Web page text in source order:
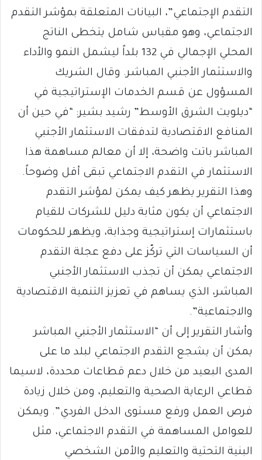
التقدم الإجتماعي”، البيانات المتعلقة بمؤشر التقدم
الاجتماعي، وهو مقياس شامل يتخطى الناتج
المحلي الإجمالي في 132 بلداً ليشمل النمو والأداء
والاستثمار الأجنبي المباشر. وقال الشريك
المسؤول عن قسم الخدمات الإستراتيجية في
“ديلويت الشرق الأوسط” رشيد بشير: “في حين أن
المنافع الاقتصادية لتدفقات الاستثمار الأجنبي
المباشر باتت واضحة، إلا أن معالم مساهمة هذا
الاستثمار في التقدم الاجتماعي تبقى أقل وضوحاً.
وهذا التقرير يظهر كيف يمكن لمؤشر التقدم
الاجتماعي أن يكون مثابة دليل للشركات للقيام
باستثمارات إستراتيجية وجذابة، ويظهر للحكومات
أن السياسات التي تركّز على دفع عجلة التقدم
الاجتماعي يمكن أن تجذب الاستثمار الأجنبي
المباشر، الذي يساهم في تعزيز التنمية الاقتصادية
والاجتماعية”.
وأشار التقرير إلى أن “الاستثمار الأجنبي المباشر
يمكن أن يشجع التقدم الاجتماعي لبلد ما على
المدى البعيد من خلال دعم قطاعات محددة، لاسيما
قطاعي الرعاية الصحية والتعليم، ومن خلال زيادة
فرص العمل ورفع مستوى الدخل الفردي”. ويمكن
للعوامل المساهمة في التقدم الاجتماعي، مثل
البنية التحتية والتعليم والأمن الشخصي